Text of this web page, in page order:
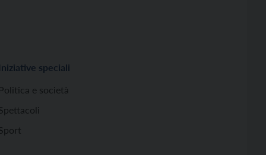
Iniziative speciali
Politica e società